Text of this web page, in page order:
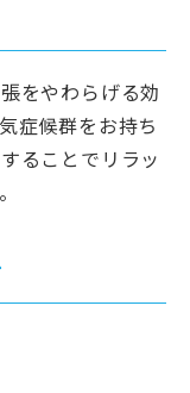
をやわらげる効
症候群をお持ち
ることでリラッ